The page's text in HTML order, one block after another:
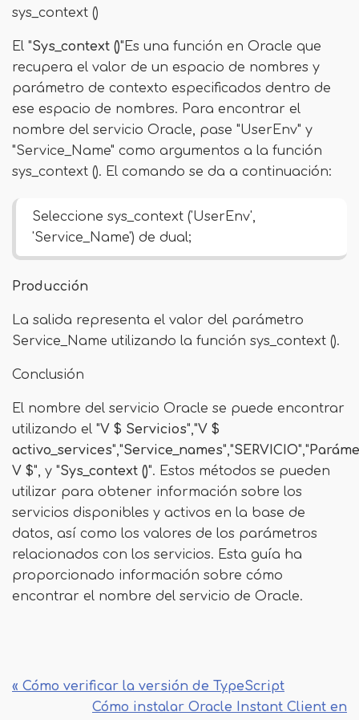
sys_context ()
El "Sys_context ()"Es una función en Oracle que
recupera el valor de un espacio de nombres y
parámetro de contexto especificados dentro de
ese espacio de nombres. Para encontrar el
nombre del servicio Oracle, pase "UserEnv" y
"Service_Name" como argumentos a la función
sys_context (). El comando se da a continuación:
Seleccione sys_context ('UserEnv',
'Service_Name') de dual;
Producción
La salida representa el valor del parámetro
Service_Name utilizando la función sys_context ().
Conclusión
El nombre del servicio Oracle se puede encontrar
utilizando el "V $ Servicios","V $
activo_services","Service_names","SERVICIO","
V $", y "Sys_context ()". Estos métodos se pueden
utilizar para obtener información sobre los
servicios disponibles y activos en la base de
datos, así como los valores de los parámetros
relacionados con los servicios. Esta guía ha
proporcionado información sobre cómo
encontrar el nombre del servicio de Oracle.
« Cómo verificar la versión de TypeScript
Cómo instalar Oracle Instant Client en